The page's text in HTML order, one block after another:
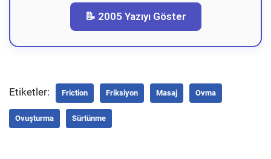
📝 2005 Yazıyı Göster
Etiketler: Friction Friksiyon Masaj Ovma
Ovuşturma Sürtünme